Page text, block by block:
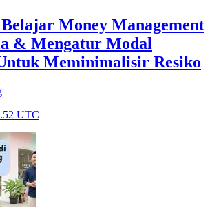
Money Management
& Mengatur Modal
Meminimalisir Resiko
UTC